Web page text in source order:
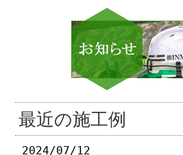
最近の施工例
2024/07/12